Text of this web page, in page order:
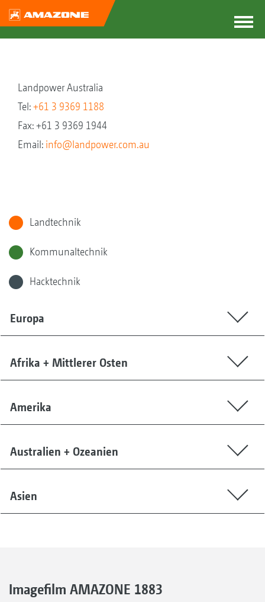
Landpower Australia
Tel:+61 3 9369 1188
Fax: +61 3 9369 1944
Email: info@landpower.com.au
Landtechnik
Kommunaltechnik
Hacktechnik
Europa
Afrika + Mittlerer Osten
Amerika
Australien + Ozeanien
Asien
Imagefilm AMAZONE 1883